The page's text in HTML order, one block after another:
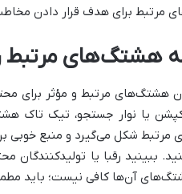
مرتبط برای هدف قرار دادن
هشتگ‌های مرتبط
هشتگ‌های مرتبط و مؤثر برای
یا نوار جستجو، تیک تاک
مرتبط شکل می‌گیرد و منبع
ببینید رقبا یا
آن‌ها کافی نیست؛ باید